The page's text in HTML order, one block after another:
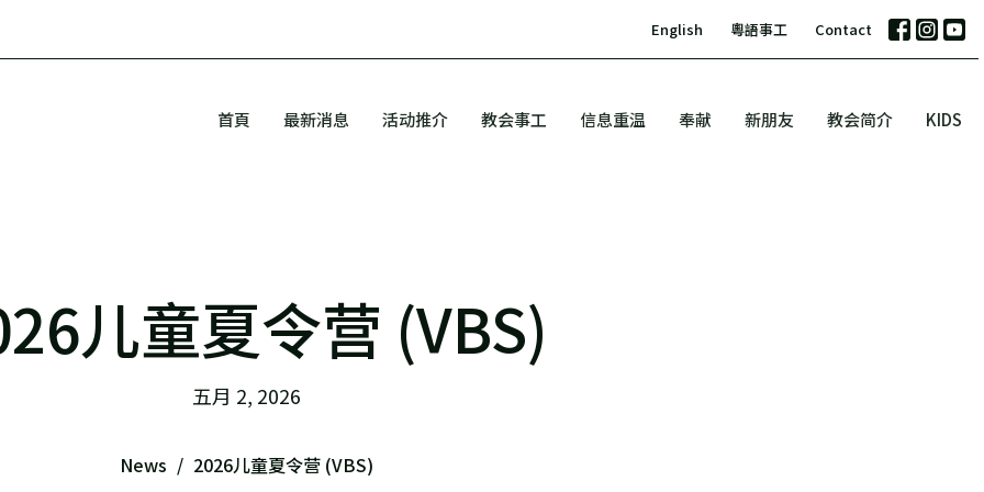
English 粵語事工 Contact
首頁 最新消息 活动推介 教会事工 信息重温 奉献 新朋友 教会简介 KIDS
儿童夏令营 (VBS)
五月 2, 2026
News 2026儿童夏令营 (VBS)